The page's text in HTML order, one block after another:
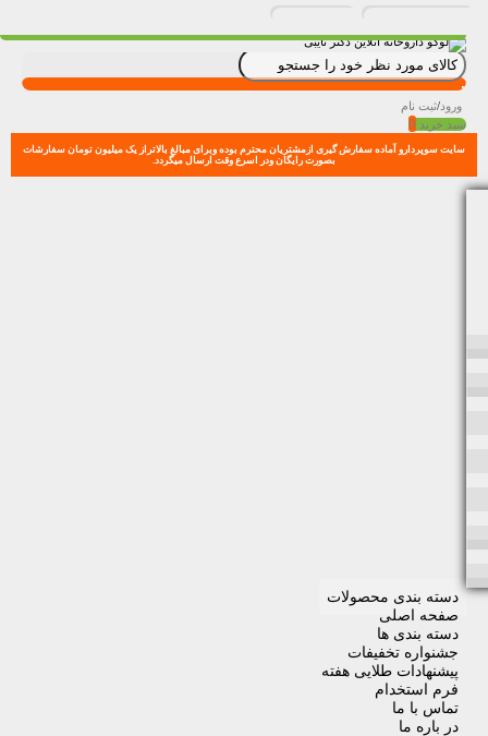
ورود/ثبت نام
سبد خرید 0
سایت سوپردارو آماده سفارش گیری ازمشتریان محترم بوده وبرای مبالغ بالاتراز یک میلیون تومان سفارشات
بصورت رایگان ودر اسرع وقت ارسال میگردد.
دسته بندی محصولات
صفحه اصلی
دسته بندی ها
جشنواره تخفیفات
پیشنهادات طلایی هفته
فرم استخدام
تماس با ما
در باره ما